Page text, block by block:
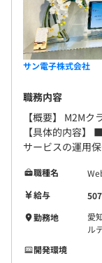
サン電子株式会社
職務内容
【概要】 M2M
【具体的内容】
サービスの運用
職種名
給与
勤務地
愛
ル
開発環境